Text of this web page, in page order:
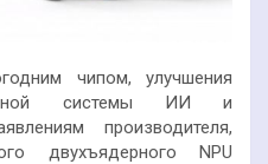
чипом, улучшения
системы ИИ и
производителя,
двухъядерного NPU